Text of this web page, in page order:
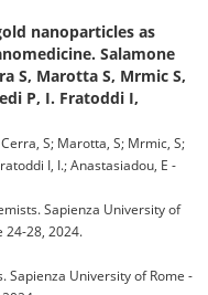
nanoparticles as
Salamone
S, Marotta S, Mrmic S,
P, I. Fratoddi I,
S; Marotta, S; Mrmic, S;
I, I.; Anastasiadou, E -
Sapienza University of
24-28, 2024.
Sapienza University of Rome -